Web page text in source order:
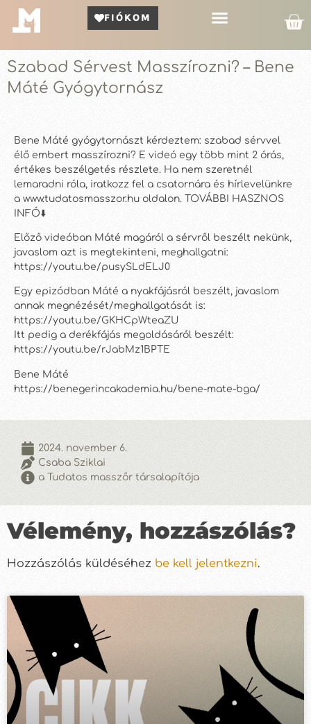
FIÓKOM
Szabad Sérvest Masszírozni? – Bene
Máté Gyógytornász
Bene Máté gyógytornászt kérdeztem: szabad sérvvel
élő embert masszírozni? E videó egy több mint 2 órás,
értékes beszélgetés részlete. Ha nem szeretnél
lemaradni róla, iratkozz fel a csatornára és hírlevelünkre
a www.tudatosmasszor.hu oldalon. TOVÁBBI HASZNOS
INFÓ⬇️
Előző videóban Máté magáról a sérvről beszélt nekünk,
javaslom azt is megtekinteni, meghallgatni:
https://youtu.be/pusySLdELJ0
Egy epizódban Máté a nyakfájásról beszélt, javaslom
annak megnézését/meghallgatását is:
https://youtu.be/GKHCpWteaZU
Itt pedig a derékfájás megoldásáról beszélt:
https://youtu.be/rJabMz1BPTE
Bene Máté
https://benegerincakademia.hu/bene-mate-bga/
2024. november 6.
Csaba Sziklai
a Tudatos masszőr társalapítója
Vélemény, hozzászólás?
Hozzászólás küldéséhez be kell jelentkezni.